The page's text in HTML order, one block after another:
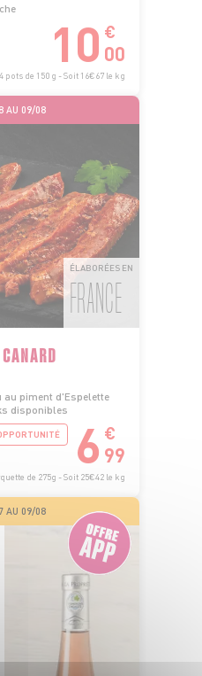
10 €
00
pots de 150 g - Soit 16€67 le kg
AU 09/08
ÉLABORÉES EN
FRANCE
au piment d'Espelette
disponibles
6 €
99
de 275g - Soit 25€42 le kg
AU 09/08